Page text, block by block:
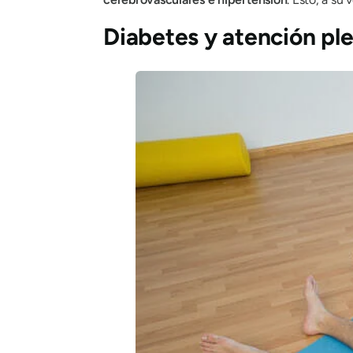
Diabetes y atención